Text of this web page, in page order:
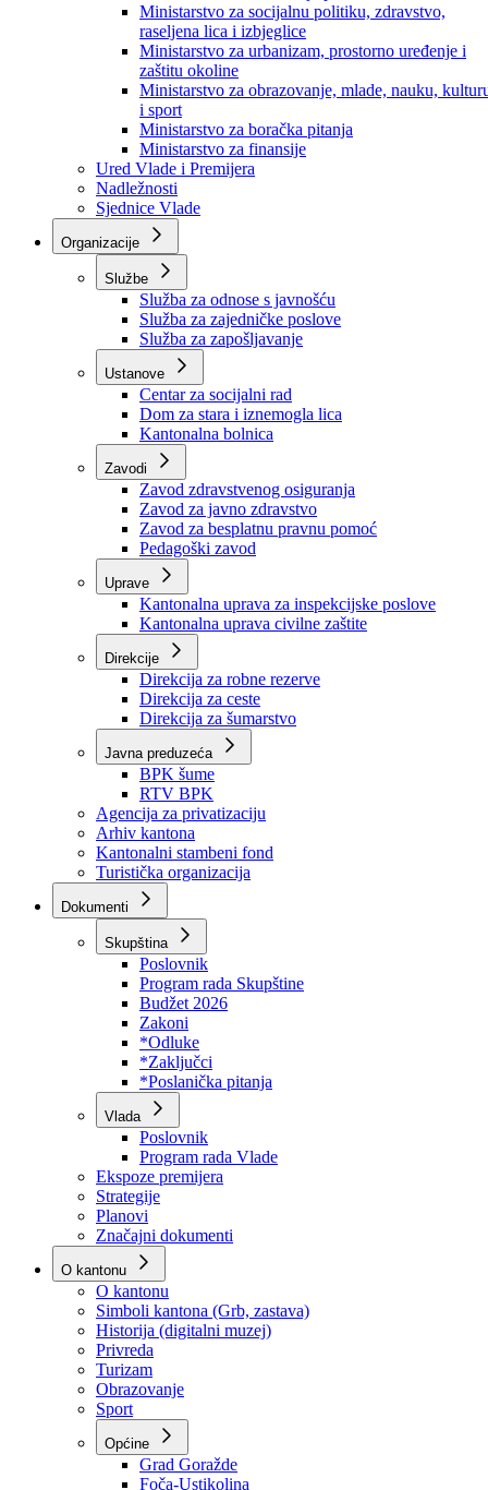
Ministarstvo za privredu
Ministarstvo za pravosuđe, upravu i radne odnose
Ministarstvo za unutrašnje poslove
Ministarstvo za socijalnu politiku, zdravstvo,
raseljena lica i izbjeglice
Ministarstvo za urbanizam, prostorno uređenje i
zaštitu okoline
Ministarstvo za obrazovanje, mlade, nauku,
i sport
Ministarstvo za boračka pitanja
Ministarstvo za finansije
Ured Vlade i Premijera
Nadležnosti
Sjednice Vlade
Organizacije
Službe
Služba za odnose s javnošću
Služba za zajedničke poslove
Služba za zapošljavanje
Ustanove
Centar za socijalni rad
Dom za stara i iznemogla lica
Kantonalna bolnica
Zavodi
Zavod zdravstvenog osiguranja
Zavod za javno zdravstvo
Zavod za besplatnu pravnu pomoć
Pedagoški zavod
Kantonalna uprava za inspekcijske poslove
Kantonalna uprava civilne zaštite
Direkcije
Direkcija za robne rezerve
Direkcija za ceste
Direkcija za šumarstvo
Javna preduzeća
BPK šume
RTV BPK
Agencija za privatizaciju
Arhiv kantona
Kantonalni stambeni fond
Turistička organizacija
Dokumenti
Skupština
Poslovnik
Program rada Skupštine
Budžet 2026
Zakoni
*Odluke
*Zaključci
*Poslanička pitanja
Vlada
Poslovnik
Program rada Vlade
Ekspoze premijera
Strategije
Planovi
Značajni dokumenti
O kantonu
O kantonu
Simboli kantona (Grb, zastava)
Historija (digitalni muzej)
Privreda
Turizam
Obrazovanje
Sport